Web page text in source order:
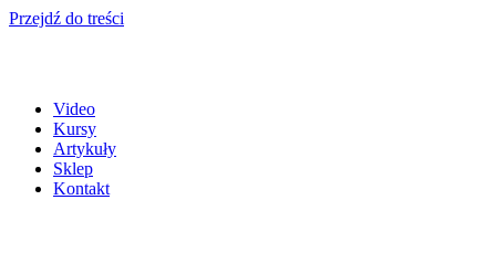
Przejdź do treści
Video
Kursy
Artykuły
Sklep
Kontakt